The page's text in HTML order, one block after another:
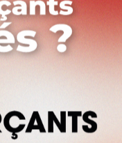
du Morvan,
la carte) : les six
La Plaine,
Est, Sud-